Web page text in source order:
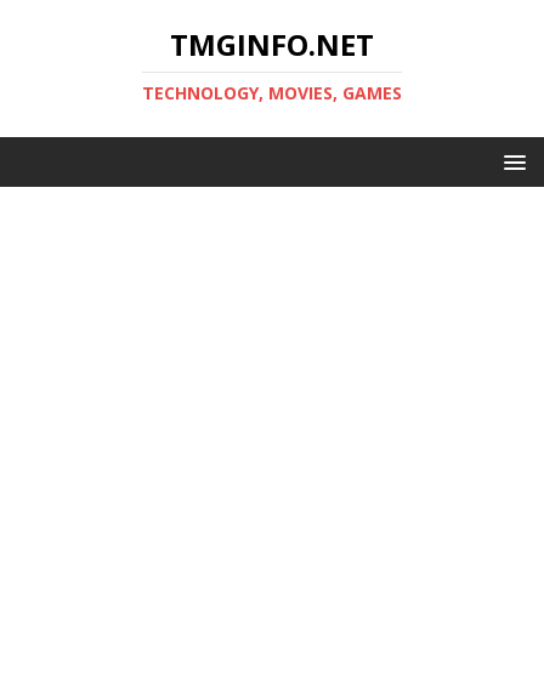
TMGINFO.NET
ТECHNOLOGY, MOVIES, GAMES